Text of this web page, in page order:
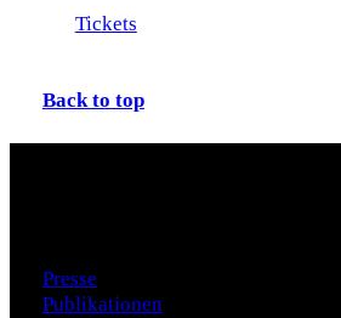
Tickets
Back to top
Presse
Publikationen